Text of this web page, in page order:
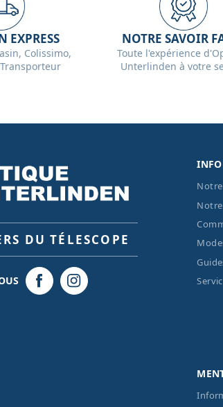
EXPRESS
Colissimo,
NOTRE SAVOIR
Toute l'expérience
Unterlinden à votre
DU TÉLESCOPE